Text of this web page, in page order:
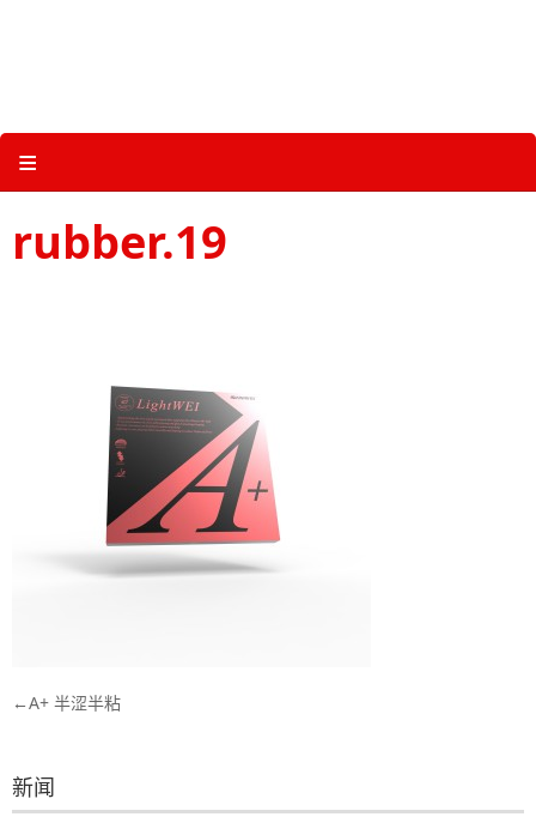
≡
rubber.19
文
导
航
A+ 半涩半粘
新闻